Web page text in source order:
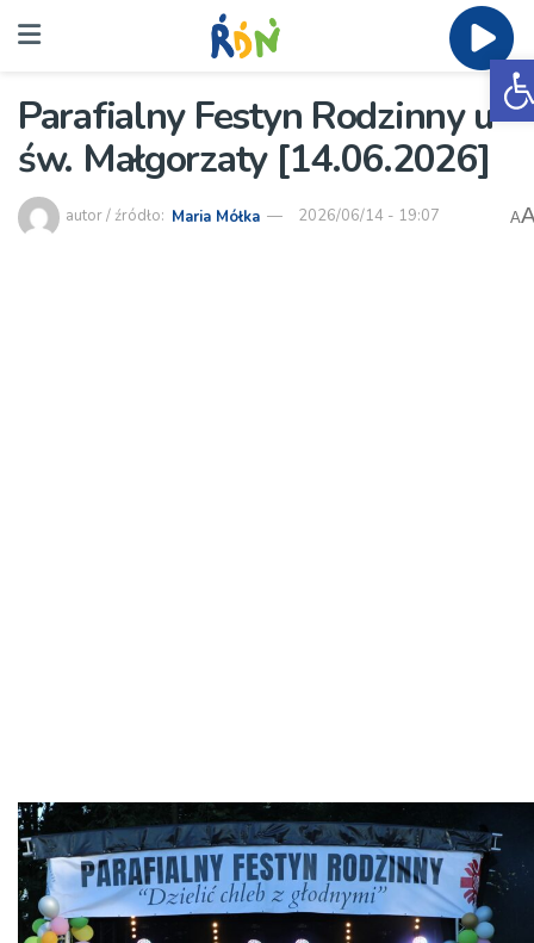
Parafialny Festyn Rodzinny u
św. Małgorzaty [14.06.2026]
autor / źródło: Maria Mółka 2026/06/14 - 19:07 A